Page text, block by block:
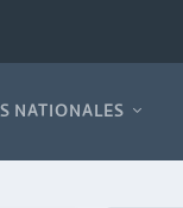
NATIONALES